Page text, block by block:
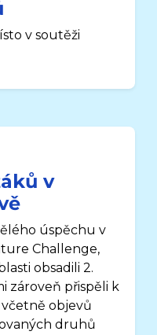
v soutěži
v
úspěchu v
Challenge,
obsadili 2.
zároveň přispěli k
objevů
druhů